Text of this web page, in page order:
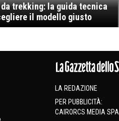
trekking: la guida tecnica
il modello giusto
LA REDAZIONE
PER PUBBLICITÀ:
CAIRORCS MEDIA SPA